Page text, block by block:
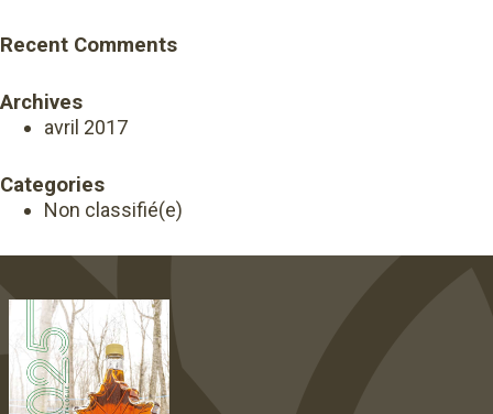
Recent Comments
Archives
avril 2017
Categories
Non classifié(e)